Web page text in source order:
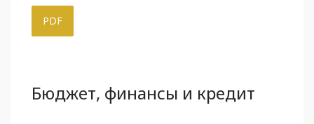
PDF
Бюджет, финансы и кредит